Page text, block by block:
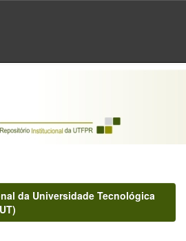
da Universidade Tecnológica